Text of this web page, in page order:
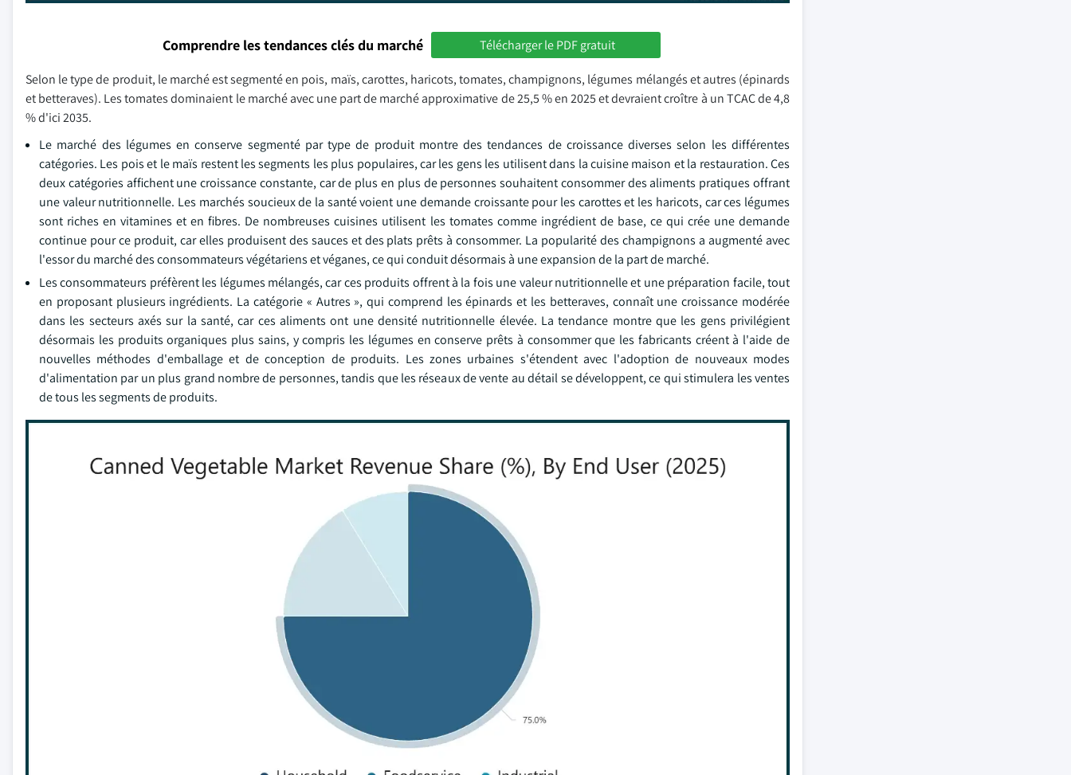
Comprendre les tendances clés du marché Télécharger le PDF gratuit
Selon le type de produit, le marché est segmenté en pois, maïs, carottes, haricots, tomates, champignons, légumes mélangés et autres (épinards
et betteraves). Les tomates dominaient le marché avec une part de marché approximative de 25,5 % en 2025 et devraient croître à un TCAC de 4,8
% d'ici 2035.
Le marché des légumes en conserve segmenté par type de produit montre des tendances de croissance diverses selon les différentes
catégories. Les pois et le maïs restent les segments les plus populaires, car les gens les utilisent dans la cuisine maison et la restauration. Ces
deux catégories affichent une croissance constante, car de plus en plus de personnes souhaitent consommer des aliments pratiques offrant
une valeur nutritionnelle. Les marchés soucieux de la santé voient une demande croissante pour les carottes et les haricots, car ces légumes
sont riches en vitamines et en fibres. De nombreuses cuisines utilisent les tomates comme ingrédient de base, ce qui crée une demande
continue pour ce produit, car elles produisent des sauces et des plats prêts à consommer. La popularité des champignons a augmenté avec
l'essor du marché des consommateurs végétariens et véganes, ce qui conduit désormais à une expansion de la part de marché.
Les consommateurs préfèrent les légumes mélangés, car ces produits offrent à la fois une valeur nutritionnelle et une préparation facile, tout
en proposant plusieurs ingrédients. La catégorie « Autres », qui comprend les épinards et les betteraves, connaît une croissance modérée
dans les secteurs axés sur la santé, car ces aliments ont une densité nutritionnelle élevée. La tendance montre que les gens privilégient
désormais les produits organiques plus sains, y compris les légumes en conserve prêts à consommer que les fabricants créent à l'aide de
nouvelles méthodes d'emballage et de conception de produits. Les zones urbaines s'étendent avec l'adoption de nouveaux modes
d'alimentation par un plus grand nombre de personnes, tandis que les réseaux de vente au détail se développent, ce qui stimulera les ventes
de tous les segments de produits.